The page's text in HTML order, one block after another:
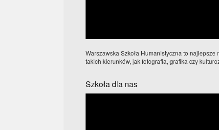
Warszawska Szkoła Humanistyczna to
takich kierunków, jak fotografia, grafika czy
Szkoła dla nas